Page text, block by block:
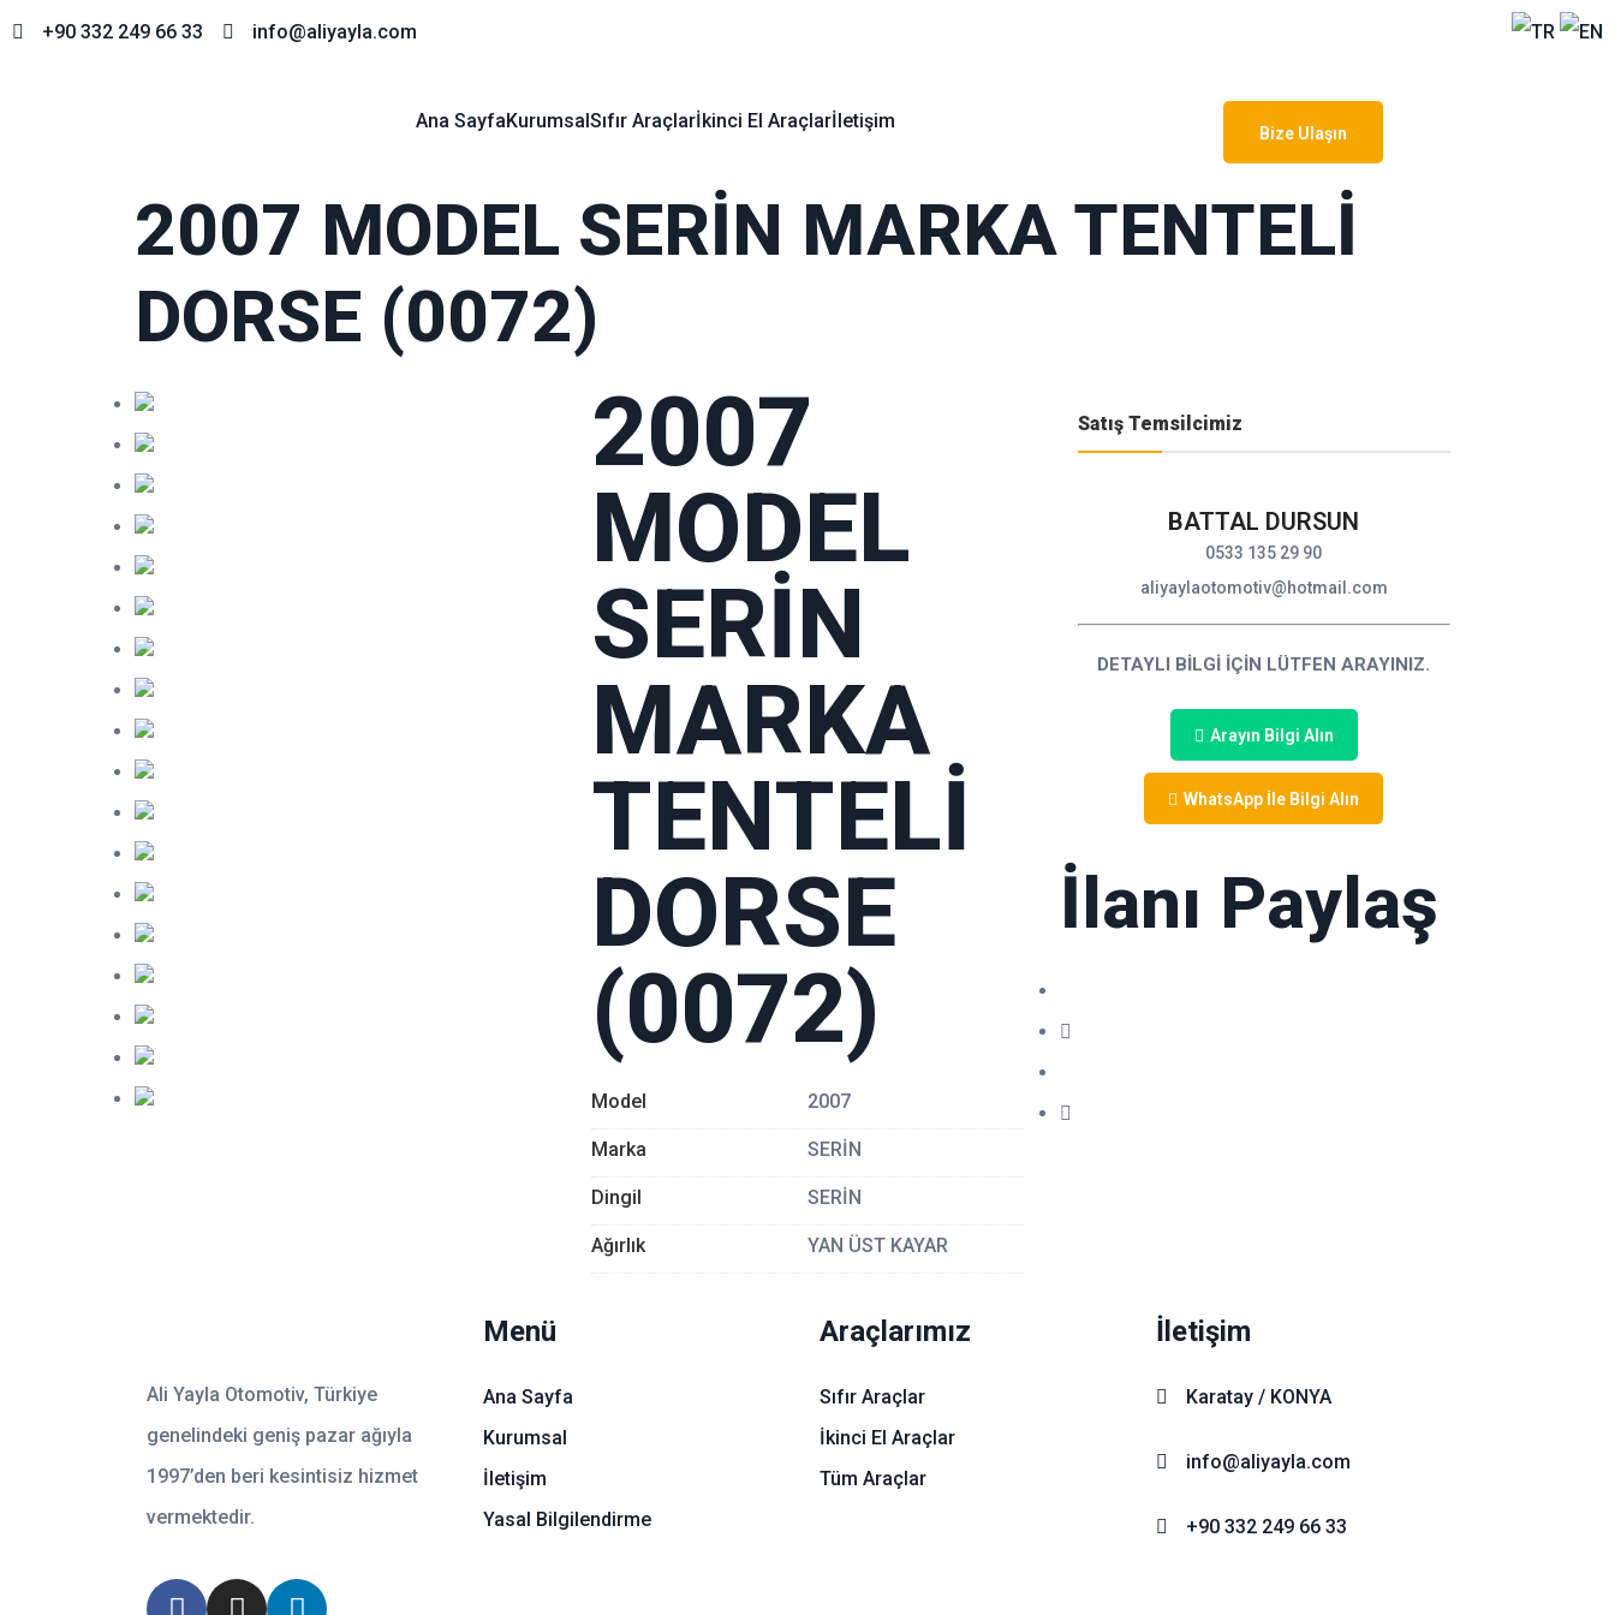
+90 332 249 66 33 info@aliyayla.com
Ana SayfaKurumsalSıfır Araçlarİkinci El Araçlarİletişim
Bize Ulaşın
2007 MODEL SERİN MARKA TENTELİ
DORSE (0072)
2007
MODEL
SERİN
MARKA
TENTELİ
DORSE
(0072)
Model 2007
Marka SERİN
Dingil SERİN
Ağırlık YAN ÜST KAYAR
Satış Temsilcimiz
BATTAL DURSUN
0533 135 29 90
aliyaylaotomotiv@hotmail.com
DETAYLI BİLGİ İÇİN LÜTFEN ARAYINIZ.
Arayın Bilgi Alın
WhatsApp İle Bilgi Alın
İlanı Paylaş
Ali Yayla Otomotiv, Türkiye
genelindeki geniş pazar ağıyla
1997’den beri kesintisiz hizmet
vermektedir.
Menü
Ana Sayfa
Kurumsal
İletişim
Yasal Bilgilendirme
Araçlarımız
Sıfır Araçlar
İkinci El Araçlar
Tüm Araçlar
İletişim
Karatay / KONYA
info@aliyayla.com
+90 332 249 66 33